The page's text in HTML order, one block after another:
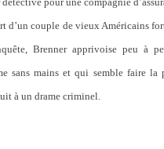
d’un couple de vieux Américains
Brenner apprivoise peu à
sans mains et qui semble faire
à un drame criminel.